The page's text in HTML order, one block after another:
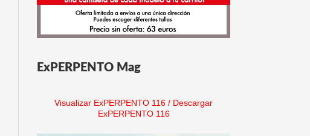
ExPERPENTO Mag
Visualizar ExPERPENTO 116 / Descargar
ExPERPENTO 116